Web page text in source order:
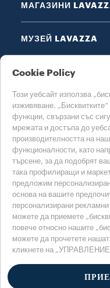
МАГАЗИНИ
МУЗЕЙ LAVAZZA
ПОМОЩ
ИЗБЕРЕТЕ СВОЯТА
БЪЛГАРИЯ
Политика за
Раздел за бисквитките
© 2025 LUIGI LAVAZZA SPA,
Cookie Policy
Този уебсайт използва
изживяване.
функции, свързани със
мрежата и достъпа до
производителността на
функционалности, като
търсене, за да подобрят
така профилиращи и
предложим
основа на вашите
персонализирани
можете да приемете
повече относно нашите
можете да прочетете
кликнете на